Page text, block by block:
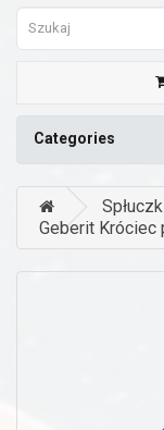
Categories
Geberit Króciec